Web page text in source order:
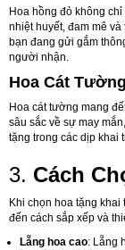
Hoa hồng đỏ không
nhiệt huyết, đam mê
bạn đang gửi gắm
người nhận.
Hoa Cát Tường
Hoa cát tường mang
sâu sắc về sự may
tặng trong các dịp khai
3. Cách
Khi chọn hoa tặng
đến cách sắp xếp và
Lẵng hoa cao: Lẵng